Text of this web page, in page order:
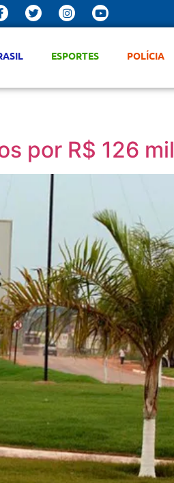
ESPORTES POLÍCIA
por R$ 126 mil